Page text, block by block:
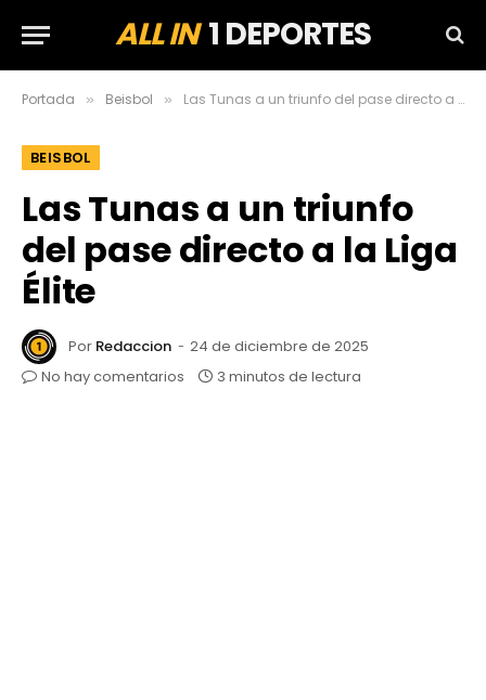
ALL IN1 DEPORTES
Portada » Beisbol » Las Tunas a un triunfo del pase directo a la Liga Élite
BEISBOL
Las Tunas a un triunfo
del pase directo a la Liga
Élite
Por Redaccion
24 de diciembre de 2025
No hay comentarios
3 minutos de lectura